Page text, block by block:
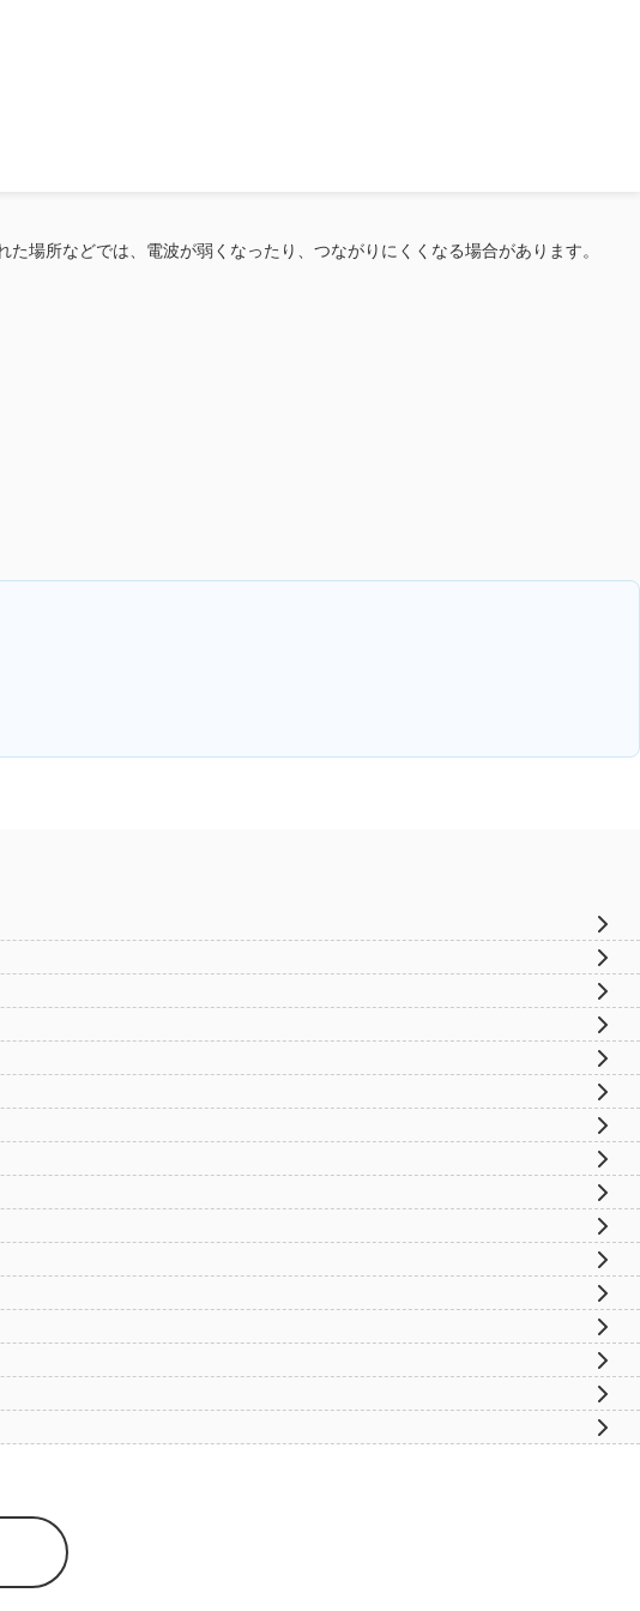
場所などでは、電波が弱くなったり、つながりにくくなる場合があります。